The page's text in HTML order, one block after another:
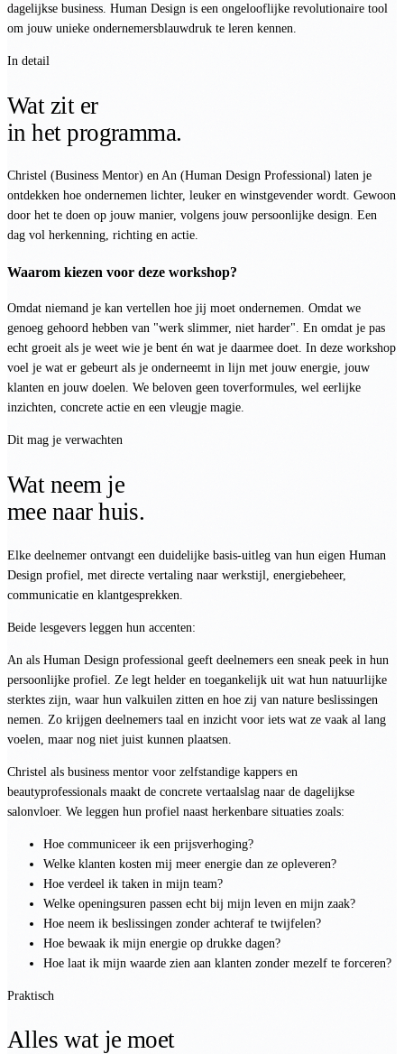
dagelijkse business. Human Design is een ongelooflijke revolutionaire tool
om jouw unieke ondernemersblauwdruk te leren kennen.
In detail
Wat zit er
in het programma.
Christel (Business Mentor) en An (Human Design Professional) laten je
ontdekken hoe ondernemen lichter, leuker en winstgevender wordt. Gewoon
door het te doen op jouw manier, volgens jouw persoonlijke design. Een
dag vol herkenning, richting en actie.
Waarom kiezen voor deze workshop?
Omdat niemand je kan vertellen hoe jij moet ondernemen. Omdat we
genoeg gehoord hebben van "werk slimmer, niet harder". En omdat je pas
echt groeit als je weet wie je bent én wat je daarmee doet. In deze workshop
voel je wat er gebeurt als je onderneemt in lijn met jouw energie, jouw
klanten en jouw doelen. We beloven geen toverformules, wel eerlijke
inzichten, concrete actie en een vleugje magie.
Dit mag je verwachten
Wat neem je
mee naar huis.
Elke deelnemer ontvangt een duidelijke basis-uitleg van hun eigen Human
Design profiel, met directe vertaling naar werkstijl, energiebeheer,
communicatie en klantgesprekken.
Beide lesgevers leggen hun accenten:
An als Human Design professional geeft deelnemers een sneak peek in hun
persoonlijke profiel. Ze legt helder en toegankelijk uit wat hun natuurlijke
sterktes zijn, waar hun valkuilen zitten en hoe zij van nature beslissingen
nemen. Zo krijgen deelnemers taal en inzicht voor iets wat ze vaak al lang
voelen, maar nog niet juist kunnen plaatsen.
Christel als business mentor voor zelfstandige kappers en
beautyprofessionals maakt de concrete vertaalslag naar de dagelijkse
salonvloer. We leggen hun profiel naast herkenbare situaties zoals:
Hoe communiceer ik een prijsverhoging?
Welke klanten kosten mij meer energie dan ze opleveren?
Hoe verdeel ik taken in mijn team?
Welke openingsuren passen echt bij mijn leven en mijn zaak?
Hoe neem ik beslissingen zonder achteraf te twijfelen?
Hoe bewaak ik mijn energie op drukke dagen?
Hoe laat ik mijn waarde zien aan klanten zonder mezelf te forceren?
Praktisch
Alles wat je moet